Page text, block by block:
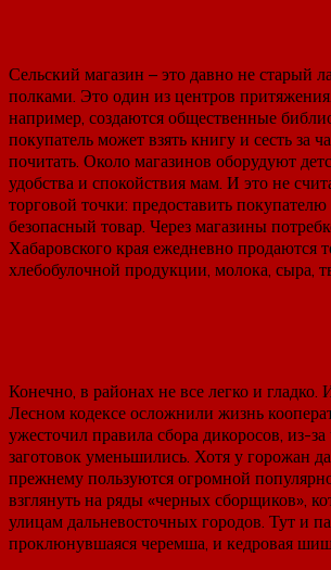
Сельский магазин – это давно не старый
полками. Это один из центров
например, создаются общественные
покупатель может взять книгу и сесть за
почитать. Около магазинов оборудуют
удобства и спокойствия мам. И это не
торговой точки: предоставить
безопасный товар. Через магазины
Хабаровского края ежедневно продаются
хлебобулочной продукции, молока, сыра,
Конечно, в районах не все легко и гладко.
Лесном кодексе осложнили жизнь
ужесточил правила сбора дикоросов, из-
заготовок уменьшились. Хотя у горожан
прежнему пользуются огромной
взглянуть на ряды «черных сборщиков»,
улицам дальневосточных городов. Тут и
проклюнувшаяся черемша, и кедровая